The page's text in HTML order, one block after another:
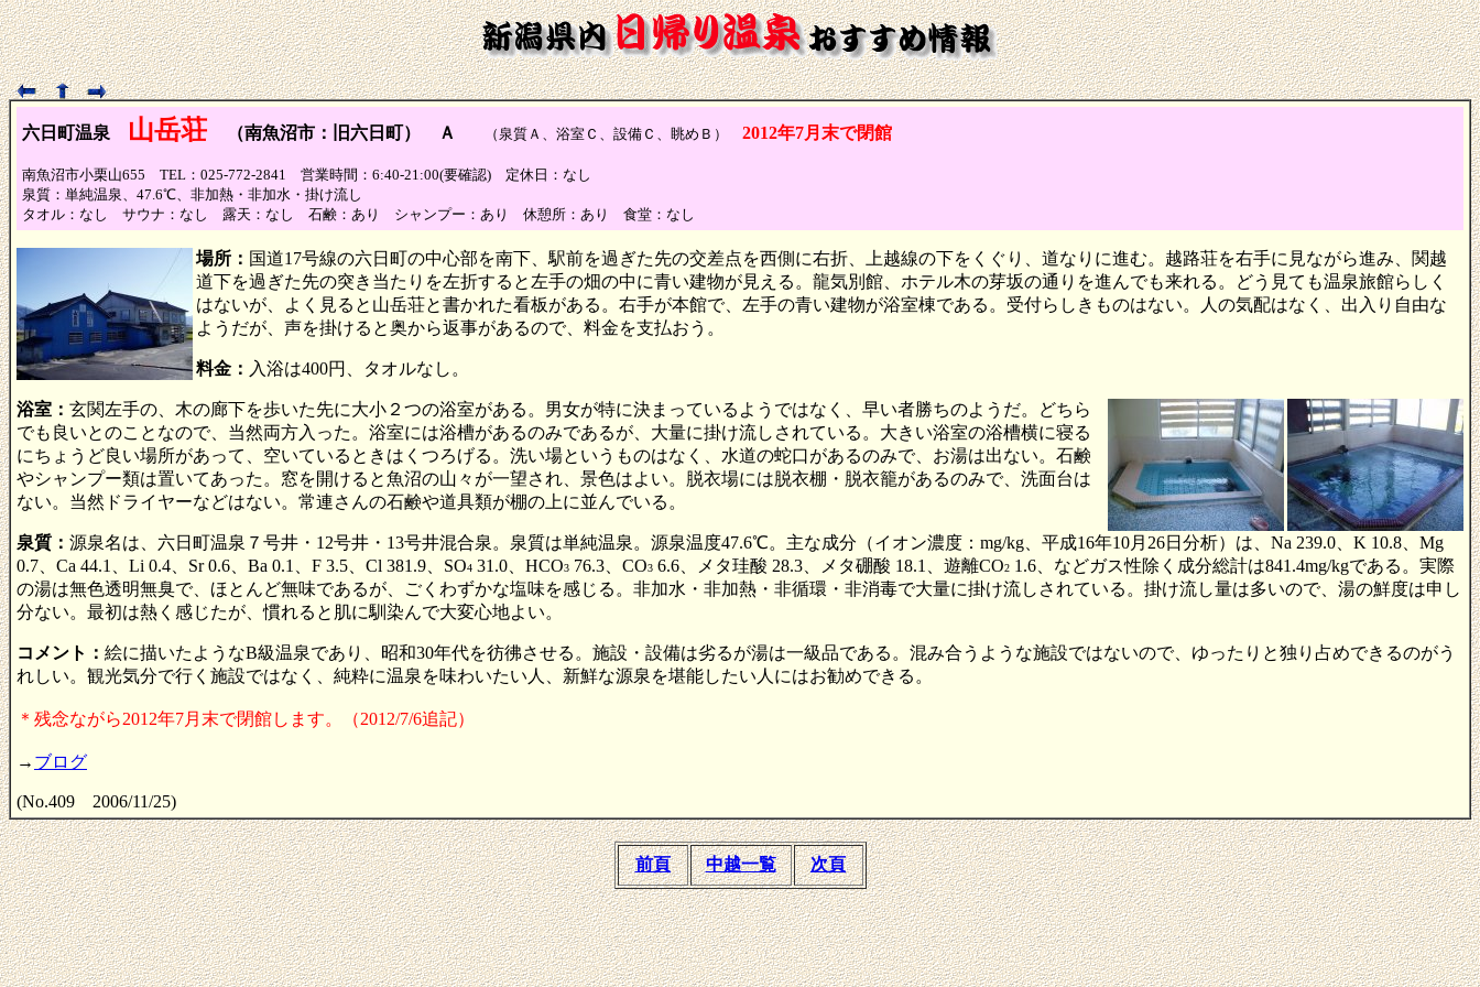
六日町温泉 山岳荘 （南魚沼市：旧六日町） Ａ （泉質Ａ、浴室Ｃ、設備Ｃ、眺めＢ） 2012年7月末で閉館
南魚沼市小栗山655 TEL：025-772-2841 営業時間：6:40-21:00(要確認) 定休日：なし
泉質：単純温泉、47.6℃、非加熱・非加水・掛け流し
タオル：なし サウナ：なし 露天：なし 石鹸：あり シャンプー：あり 休憩所：あり 食堂：なし
場所： 国道17号線の六日町の中心部を南下、駅前を過ぎた先の交差点を西側に右折、上越線の下をくぐり、道なりに進む。越路荘を右手に見ながら進み、関越
道下を過ぎた先の突き当たりを左折すると左手の畑の中に青い建物が見える。龍気別館、ホテル木の芽坂の通りを進んでも来れる。どう見ても温泉旅館らしく
はないが、よく見ると山岳荘と書かれた看板がある。右手が本館で、左手の青い建物が浴室棟である。受付らしきものはない。人の気配はなく、出入り自由な
ようだが、声を掛けると奥から返事があるので、料金を支払おう。
料金： 入浴は400円、タオルなし。
浴室： 玄関左手の、木の廊下を歩いた先に大小２つの浴室がある。男女が特に決まっているようではなく、早い者勝ちのようだ。どちら
でも良いとのことなので、当然両方入った。浴室には浴槽があるのみであるが、大量に掛け流しされている。大きい浴室の浴槽横に寝る
にちょうど良い場所があって、空いているときはくつろげる。洗い場というものはなく、水道の蛇口があるのみで、お湯は出ない。石鹸
やシャンプー類は置いてあった。窓を開けると魚沼の山々が一望され、景色はよい。脱衣場には脱衣棚・脱衣籠があるのみで、洗面台は
ない。当然ドライヤーなどはない。常連さんの石鹸や道具類が棚の上に並んでいる。
泉質： 源泉名は、六日町温泉７号井・12号井・13号井混合泉。泉質は単純温泉。源泉温度47.6℃。主な成分（イオン濃度：mg/kg、平成16年10月26日分析）は、Na 239.0、K 10.8、Mg
0.7、Ca 44.1、Li 0.4、Sr 0.6、Ba 0.1、F 3.5、Cl 381.9、SO4 31.0、HCO3 76.3、CO3 6.6、メタ珪酸 28.3、メタ硼酸 18.1、遊離CO2 1.6、などガス性除く成分総計は841.4mg/kgである。実際
の湯は無色透明無臭で、ほとんど無味であるが、ごくわずかな塩味を感じる。非加水・非加熱・非循環・非消毒で大量に掛け流しされている。掛け流し量は多いので、湯の鮮度は申し
分ない。最初は熱く感じたが、慣れると肌に馴染んで大変心地よい。
コメント： 絵に描いたようなB級温泉であり、昭和30年代を彷彿させる。施設・設備は劣るが湯は一級品である。混み合うような施設ではないので、ゆったりと独り占めできるのがう
れしい。観光気分で行く施設ではなく、純粋に温泉を味わいたい人、新鮮な源泉を堪能したい人にはお勧めできる。
＊残念ながら2012年7月末で閉館します。（2012/7/6追記）
→ ブログ
(No.409 2006/11/25)
前頁 中越一覧 次頁